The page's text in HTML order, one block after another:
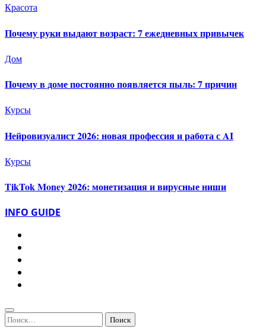
Красота
Почему руки выдают возраст: 7 ежедневных привычек
Дом
Почему в доме постоянно появляется пыль: 7 причин
Курсы
Нейровизуалист 2026: новая профессия и работа с AI
Курсы
TikTok Money 2026: монетизация и вирусные ниши
INFO GUIDE
Найти: